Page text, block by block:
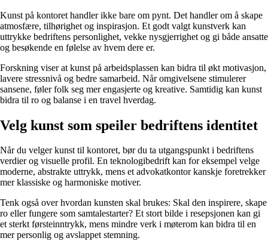
Kunst på kontoret handler ikke bare om pynt. Det handler om å skape
atmosfære, tilhørighet og inspirasjon. Et godt valgt kunstverk kan
uttrykke bedriftens personlighet, vekke nysgjerrighet og gi både ansatte
og besøkende en følelse av hvem dere er.
Forskning viser at kunst på arbeidsplassen kan bidra til økt motivasjon,
lavere stressnivå og bedre samarbeid. Når omgivelsene stimulerer
sansene, føler folk seg mer engasjerte og kreative. Samtidig kan kunst
bidra til ro og balanse i en travel hverdag.
Velg kunst som speiler bedriftens identitet
Når du velger kunst til kontoret, bør du ta utgangspunkt i bedriftens
verdier og visuelle profil. En teknologibedrift kan for eksempel velge
moderne, abstrakte uttrykk, mens et advokatkontor kanskje foretrekker
mer klassiske og harmoniske motiver.
Tenk også over hvordan kunsten skal brukes: Skal den inspirere, skape
ro eller fungere som samtalestarter? Et stort bilde i resepsjonen kan gi
et sterkt førsteinntrykk, mens mindre verk i møterom kan bidra til en
mer personlig og avslappet stemning.